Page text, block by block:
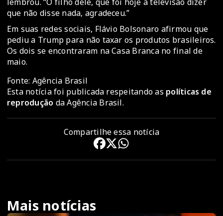
que não disse nada, agradeceu.”
Em suas redes sociais, Flávio Bolsonaro afirmou que
pediu a Trump para não taxar os produtos brasileiros.
Os dois se encontraram na Casa Branca no final de
maio.
Fonte: Agência Brasil
Esta notícia foi publicada respeitando as políticas de
reprodução da Agência Brasil.
Compartilhe essa notícia
Mais notícias